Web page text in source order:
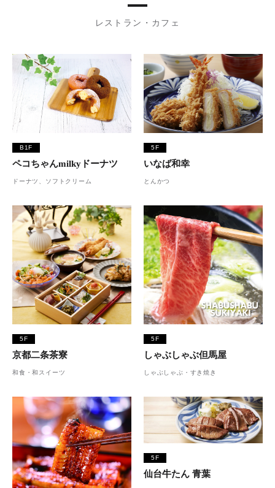
レストラン・カフェ
B1F
ペコちゃんmilkyドーナツ
ドーナツ、ソフトクリーム
5F
いなば和幸
とんかつ
5F
京都二条茶寮
和食・和スイーツ
5F
しゃぶしゃぶ但馬屋
しゃぶしゃぶ・すき焼き
5F
仙台牛たん 青葉